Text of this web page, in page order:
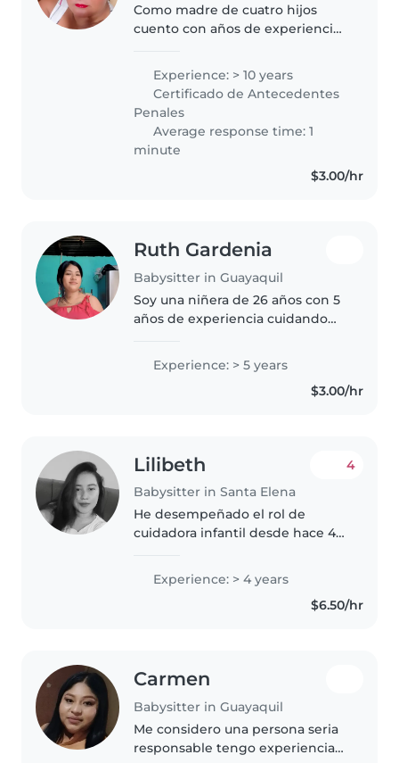
Como madre de cuatro hijos
cuento con años de experiencia
además de que me gustan los
niños y el convivir con ellos es
gratificante para mi. Agradecería..
Experience: > 10 years
Certificado de Antecedentes
Penales
Average response time: 1
minute
$3.00/hr
Ruth Gardenia
Babysitter in Guayaquil
Soy una niñera de 26 años con 5
años de experiencia cuidando
divertida y muy paciente. Cuento
con habilidades como dibujar,..
Experience: > 5 years
$3.00/hr
Lilibeth
Babysitter in Santa Elena
4
He desempeñado el rol de
cuidadora infantil desde hace 4
experiencia a favor de la
formación de los niños. Tuve el
placer de trabajar con familias..
Experience: > 4 years
$6.50/hr
Carmen
Babysitter in Guayaquil
Me considero una persona seria
responsable tengo experiencia